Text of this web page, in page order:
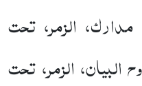
مدارک، الزمر، تحت
البیان، الزمر، تحت